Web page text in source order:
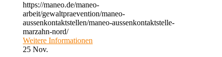
https://maneo.de/maneo-
arbeit/gewaltpraevention/maneo-
aussenkontaktstellen/maneo-aussenkontaktstelle-
marzahn-nord/
Weitere Informationen
25 Nov.